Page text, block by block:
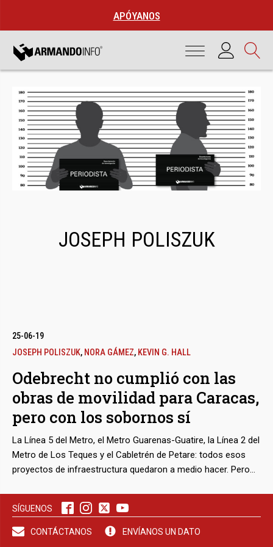
APÓYANOS
JOSEPH POLISZUK
25-06-19
JOSEPH POLISZUK, NORA GÁMEZ, KEVIN G. HALL
Odebrecht no cumplió con las
obras de movilidad para Caracas,
pero con los sobornos sí
La Línea 5 del Metro, el Metro Guarenas-Guatire, la Línea 2 del
Metro de Los Teques y el Cabletrén de Petare: todos esos
proyectos de infraestructura quedaron a medio hacer. Pero
canalizó coimas por 34 millones de dólares. Los registros de
estos pagos se encuentran en la base de datos secreta de
SÍGUENOS
CONTÁCTANOS ENVÍANOS UN DATO